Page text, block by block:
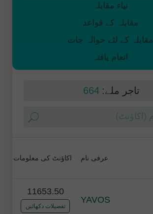
نیاء مقابلہ
مقابلہ کے قواعد
مقابلہ کے لئے حوالہ جات
انعام یافتہ
تاجر ملے: 664
عرفی نام اکاؤنٹ کی معلومات
YAVOS
11653.50
تفصیلات دکھائیں